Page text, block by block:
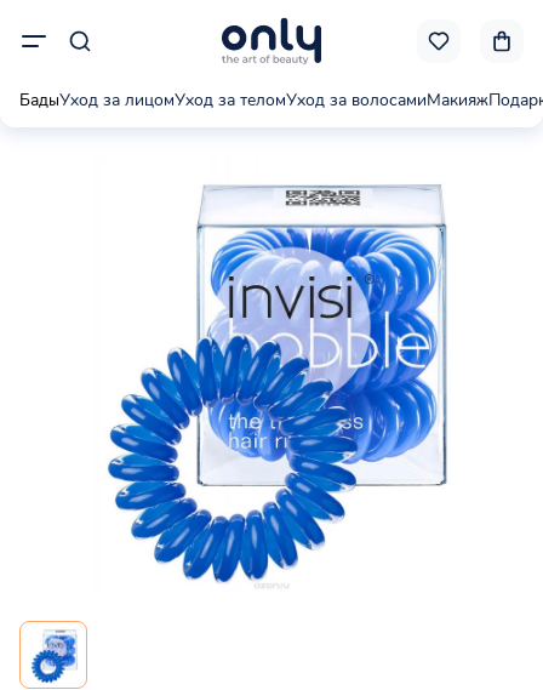
БадыУход за лицомУход за теломУход за волосамиМакияж